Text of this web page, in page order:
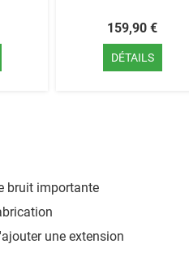
159,90 €
DÉTAILS
bruit importante
une extension